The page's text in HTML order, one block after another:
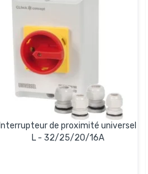
Interrupteur de proximité universel
L - 32/25/20/16A